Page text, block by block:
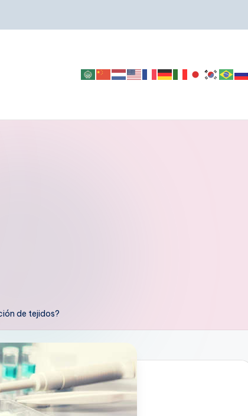
de tejidos?